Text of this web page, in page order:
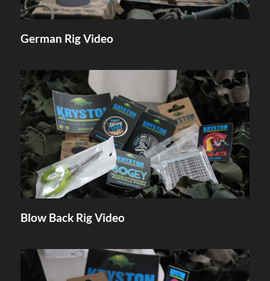
German Rig Video
Blow Back Rig Video